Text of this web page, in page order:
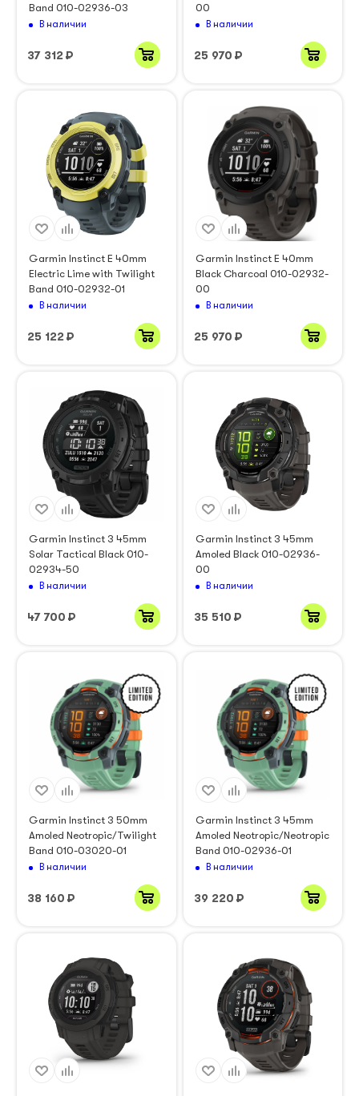
Band 010-02936-03
В наличии
37 312 ₽
00
В наличии
25 970 ₽
Garmin Instinct E 40mm
Electric Lime with Twilight
Band 010-02932-01
В наличии
25 122 ₽
Garmin Instinct E 40mm
Black Charcoal 010-02932-
00
В наличии
25 970 ₽
Garmin Instinct 3 45mm
Solar Tactical Black 010-
02934-50
В наличии
47 700 ₽
Garmin Instinct 3 45mm
Amoled Black 010-02936-
00
В наличии
35 510 ₽
Garmin Instinct 3 50mm
Amoled Neotropic/Twilight
Band 010-03020-01
В наличии
38 160 ₽
Garmin Instinct 3 45mm
Amoled Neotropic/Neotropic
Band 010-02936-01
В наличии
39 220 ₽